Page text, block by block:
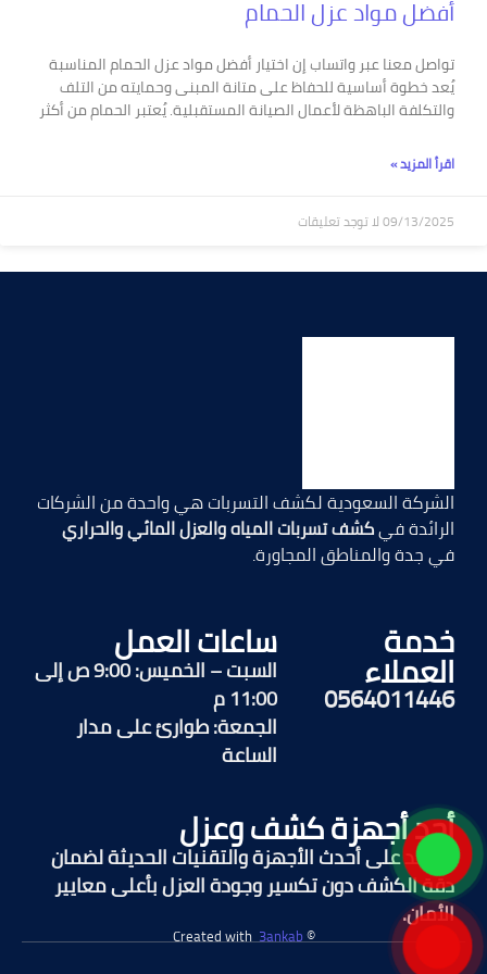
أفضل مواد عزل الحمام
تواصل معنا عبر واتساب إن اختيار أفضل مواد عزل الحمام المناسبة
يُعد خطوة أساسية للحفاظ على متانة المبنى وحمايته من التلف
والتكلفة الباهظة لأعمال الصيانة المستقبلية. يُعتبر الحمام من أكثر
اقرأ المزيد »
09/13/2025لا توجد تعليقات
الشركة السعودية لكشف التسربات هي واحدة من الشركات
الرائدة فيكشف تسربات المياه والعزل المائي والحراري
في جدة والمناطق المجاورة.
خدمة
العملاء
0564011446
ساعات العمل
السبت – الخميس: 9:00 ص إلى
11:00 م
الجمعة: طوارئ على مدار
الساعة
أحد أجهزة كشف وعزل
نعتمد على أحدث الأجهزة والتقنيات الحديثة لضمان
دقة الكشف دون تكسير وجودة العزل بأعلى معايير
الأمان.
© Created with
3ankab